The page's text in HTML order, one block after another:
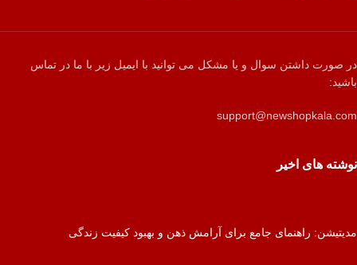
در صورت داشتن سوال و یا مشکل می توانید با ایمیل زیر با ما در تماس
باشید:
support@newshopkala.com
نوشته های اخیر
مدیتیشن: راهنمای جامع برای آرامش ذهن و بهبود کیفیت زندگی